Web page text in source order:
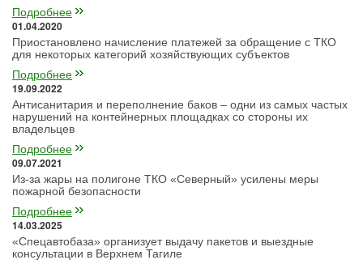
Подробнее
01.04.2020
Приостановлено начисление платежей за обращение с ТКО
для некоторых категорий хозяйствующих субъектов
Подробнее
19.09.2022
Антисанитария и переполнение баков – одни из самых частых
нарушений на контейнерных площадках со стороны их
владельцев
Подробнее
09.07.2021
Из-за жары на полигоне ТКО «Северный» усилены меры
пожарной безопасности
Подробнее
14.03.2025
«Спецавтобаза» организует выдачу пакетов и выездные
консультации в Верхнем Тагиле